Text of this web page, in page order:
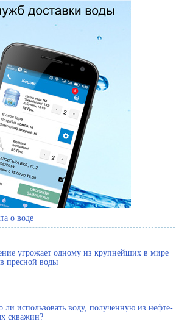
о воде
угрожает одному из крупнейших в мире
пресной воды
использовать воду, полученную из нефте-
скважин?